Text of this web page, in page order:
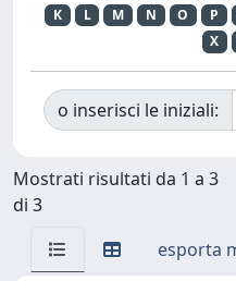
K
L M N O P
X
o inserisci le iniziali:
Mostrati risultati da 1 a 3
di 3
esporta